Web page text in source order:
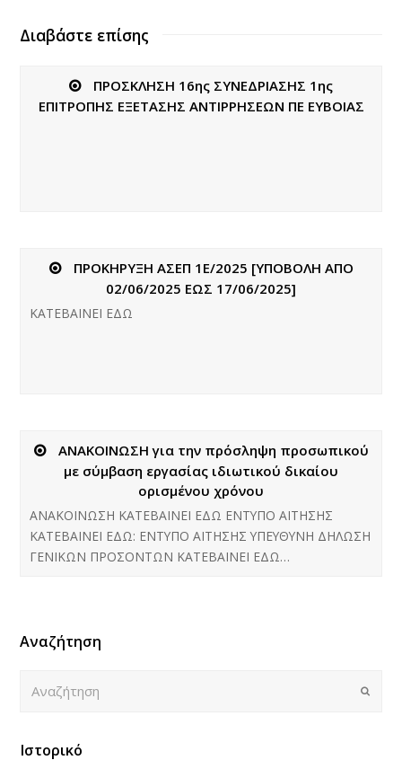
Διαβάστε επίσης
ΠΡΟΣΚΛΗΣΗ 16ης ΣΥΝΕΔΡΙΑΣΗΣ 1ης
ΕΠΙΤΡΟΠΗΣ ΕΞΕΤΑΣΗΣ ΑΝΤΙΡΡΗΣΕΩΝ ΠΕ ΕΥΒΟΙΑΣ
ΠΡΟΚΗΡΥΞΗ ΑΣΕΠ 1Ε/2025 [ΥΠΟΒΟΛΗ ΑΠΟ
02/06/2025 ΕΩΣ 17/06/2025]
ΚΑΤΕΒΑΙΝΕΙ ΕΔΩ
ΑΝΑΚΟΙΝΩΣΗ για την πρόσληψη προσωπικού
με σύμβαση εργασίας ιδιωτικού δικαίου
ορισμένου χρόνου
ΑΝΑΚΟΙΝΩΣΗ ΚΑΤΕΒΑΙΝΕΙ ΕΔΩ ΕΝΤΥΠΟ ΑΙΤΗΣΗΣ
ΚΑΤΕΒΑΙΝΕΙ ΕΔΩ: ΕΝΤΥΠΟ ΑΙΤΗΣΗΣ ΥΠΕΥΘΥΝΗ ΔΗΛΩΣΗ
ΓΕΝΙΚΩΝ ΠΡΟΣΟΝΤΩΝ ΚΑΤΕΒΑΙΝΕΙ ΕΔΩ…
Αναζήτηση
Submit
Ιστορικό